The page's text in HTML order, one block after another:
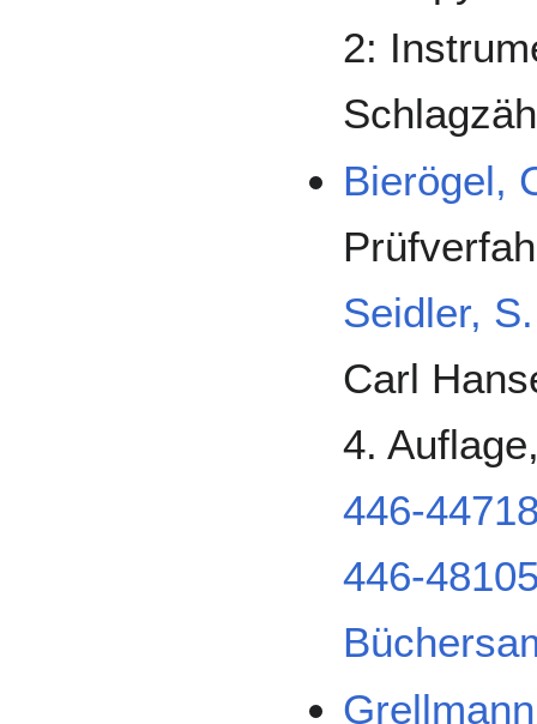
2:
Bierögel,
Seidler, S.
Carl
4.
446-
446-